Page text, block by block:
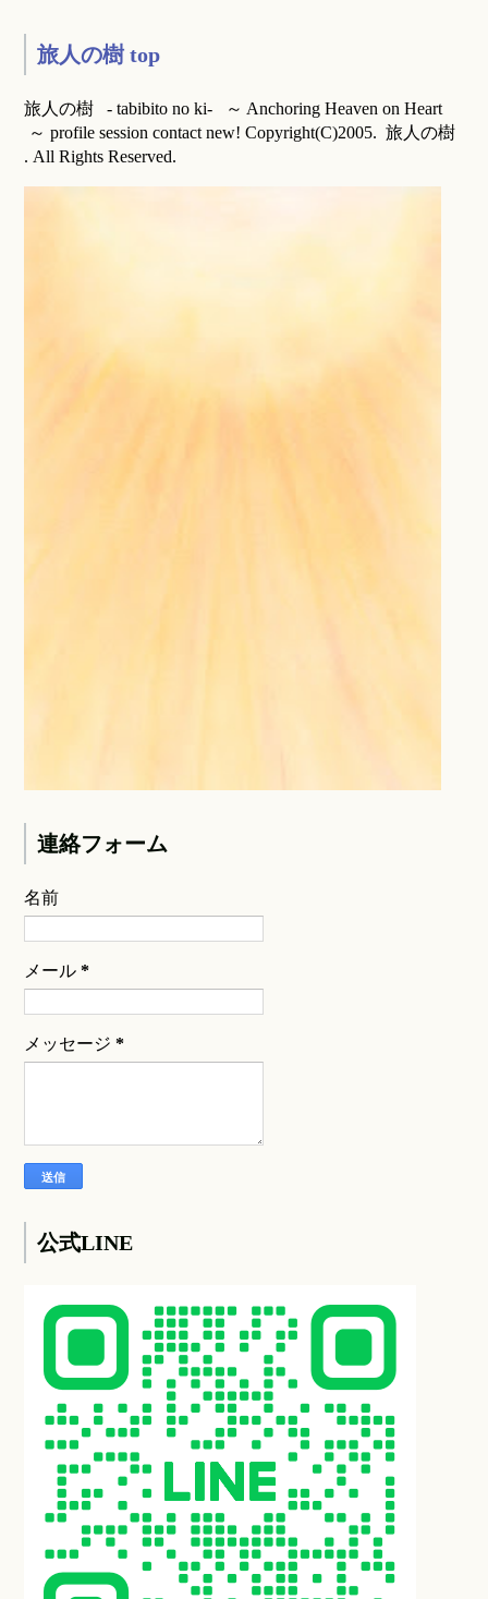
旅人の樹 top
旅人の樹 - tabibito no ki- ～ Anchoring Heaven on Heart
～ profile session contact new! Copyright(C)2005. 旅人の樹
. All Rights Reserved.
連絡フォーム
名前
メール*
メッセージ*
公式LINE